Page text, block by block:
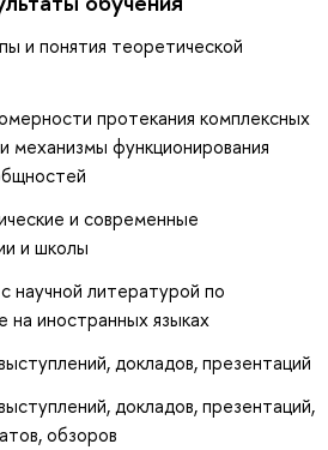
и понятия теоретической
протекания комплексных
механизмы функционирования
и современные
и школы
научной литературой по
на иностранных языках
докладов, презентаций
докладов, презентаций,
обзоров